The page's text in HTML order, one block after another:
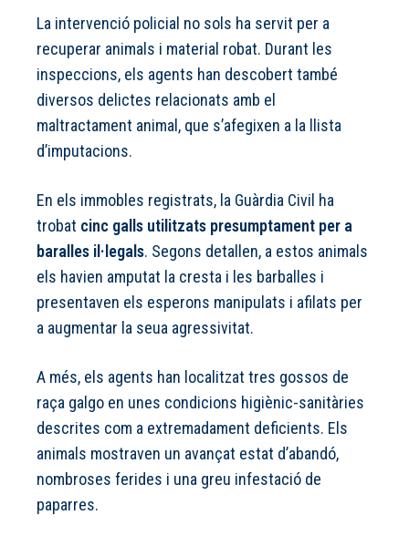
La intervenció policial no sols ha servit per a
recuperar animals i material robat. Durant les
inspeccions, els agents han descobert també
diversos delictes relacionats amb el
maltractament animal, que s’afegixen a la llista
d’imputacions.
En els immobles registrats, la Guàrdia Civil ha
trobat cinc galls utilitzats presumptament per a
baralles il·legals. Segons detallen, a estos animals
els havien amputat la cresta i les barballes i
presentaven els esperons manipulats i afilats per
a augmentar la seua agressivitat.
A més, els agents han localitzat tres gossos de
raça galgo en unes condicions higiènic-sanitàries
descrites com a extremadament deficients. Els
animals mostraven un avançat estat d’abandó,
nombroses ferides i una greu infestació de
paparres.